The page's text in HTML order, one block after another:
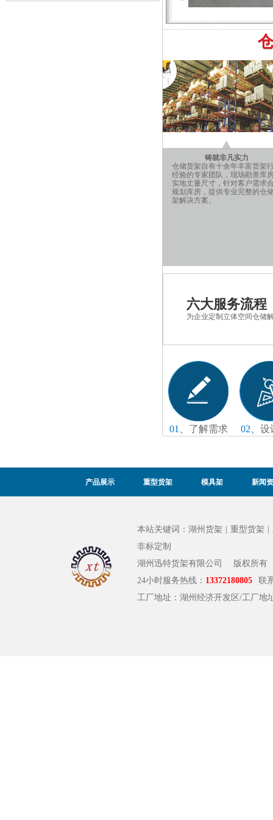
铸就非凡实力
仓储货架自有十余年丰富货架
经验的专家团队，现场勘查库
实地丈量尺寸，针对客户需求
规划库房，提供专业完整的仓
架解决方案。
六大服务流程
为企业定制立体空间仓储
01、 了解需求 02、 设
产品展示 重型货架 模具架 新闻
本站关键词： 湖州货架 重型货架
非标定制
湖州迅特货架有限公司
版权所有
24小时服务热线： 13372180805
联
工厂地址：湖州经济开发区/工厂